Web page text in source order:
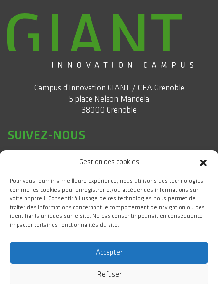
Gestion des cookies
Pour vous fournir la meilleure expérience, nous utilisons des technologies
comme les cookies pour enregistrer et/ou accéder des informations sur
votre appareil. Consentir à l'usage de ces technologies nous permet de
traiter des informations concernant le comportement de navigation ou des
identifiants uniques sur le site. Ne pas consentir pourrait en conséquence
impacter certaines fonctionnalités du site.
Accepter
Refuser
Campus d'Innovation GIANT / CEA Grenoble
5 place Nelson Mandela
38000 Grenoble
SUIVEZ-NOUS
#WeAreGIANT